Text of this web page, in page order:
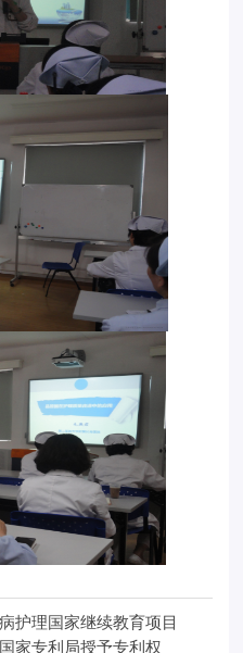
护理国家继续教育项目
家专利局授予专利权